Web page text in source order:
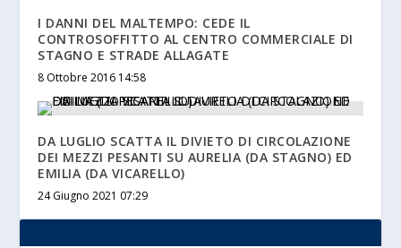
I DANNI DEL MALTEMPO: CEDE IL
CONTROSOFFITTO AL CENTRO COMMERCIALE DI
STAGNO E STRADE ALLAGATE
8 Ottobre 2016 14:58
DA LUGLIO SCATTA IL DIVIETO DI CIRCOLAZIONE
DEI MEZZI PESANTI SU AURELIA (DA STAGNO) ED
EMILIA (DA VICARELLO)
24 Giugno 2021 07:29